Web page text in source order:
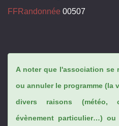
FFRandonnée 00507
A noter que l'association se
ou annuler le programme (la
divers raisons (météo,
évènement particulier…)